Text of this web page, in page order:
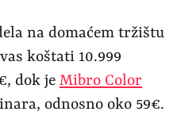
na domaćem tržištu
koštati 10.999
dok je Mibro Color
odnosno oko 59€.